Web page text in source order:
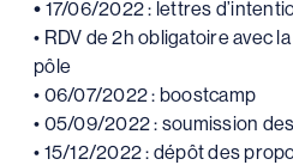
• 17/06/2022 : lettres
• RDV de 2h obligatoire avec
pôle
• 06/07/2022 : boostcamp
• 05/09/2022 : soumission
• 15/12/2022 : dépôt des